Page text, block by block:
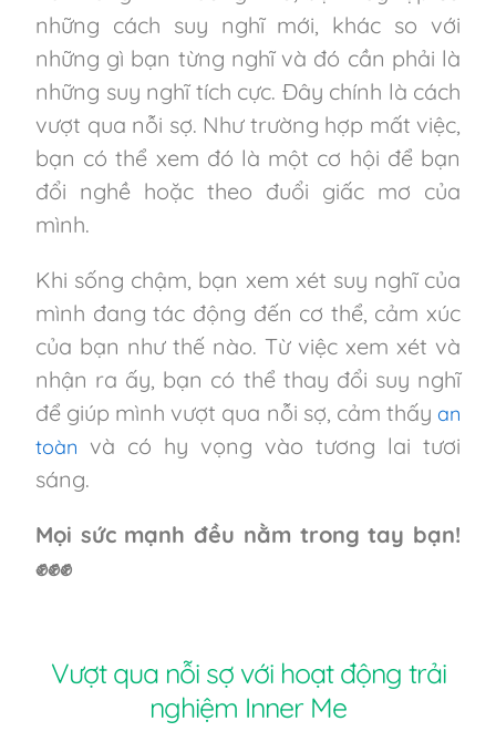
những cách suy nghĩ mới, khác so với
những gì bạn từng nghĩ và đó cần phải là
những suy nghĩ tích cực. Đây chính là cách
vượt qua nỗi sợ. Như trường hợp mất việc,
bạn có thể xem đó là một cơ hội để bạn
đổi nghề hoặc theo đuổi giấc mơ của
mình.
Khi sống chậm, bạn xem xét suy nghĩ của
mình đang tác động đến cơ thể, cảm xúc
của bạn như thế nào. Từ việc xem xét và
nhận ra ấy, bạn có thể thay đổi suy nghĩ
để giúp mình vượt qua nỗi sợ, cảm thấy an
toàn và có hy vọng vào tương lai tươi
sáng.
Mọi sức mạnh đều nằm trong tay bạn!
✊✊✊
Vượt qua nỗi sợ với hoạt động trải
nghiệm Inner Me